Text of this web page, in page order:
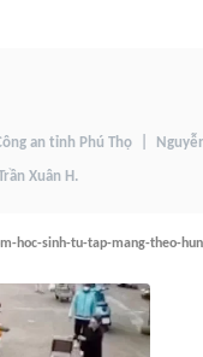
an tỉnh Phú Thọ
Xuân H.
hoc-sinh-tu-tap-mang-theo-